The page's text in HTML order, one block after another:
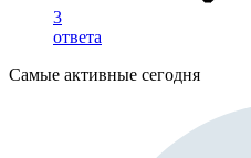
3
ответа
Самые активные сегодня